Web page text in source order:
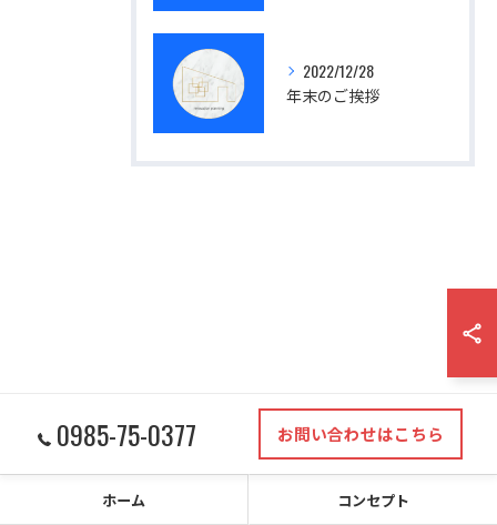
2022/12/28
年末のご挨拶
0985-75-0377 お問い合わせはこちら
ホーム コンセプト